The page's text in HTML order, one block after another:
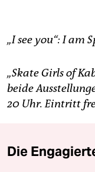
„I see you“: I am
„Skate Girls of
beide
20 Uhr. Eintritt
Die